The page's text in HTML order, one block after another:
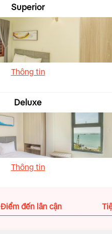
Superior
Thông tin
Deluxe
Thông tin
Điểm đến lân cận